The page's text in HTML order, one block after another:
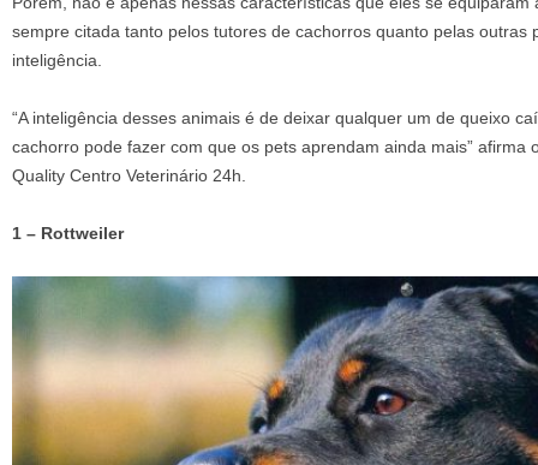
sempre citada tanto pelos tutores de cachorros quanto pelas outras
inteligência.
“A inteligência desses animais é de deixar qualquer um de queixo
cachorro pode fazer com que os pets aprendam ainda mais” afirma
Quality Centro Veterinário 24h.
1 – Rottweiler